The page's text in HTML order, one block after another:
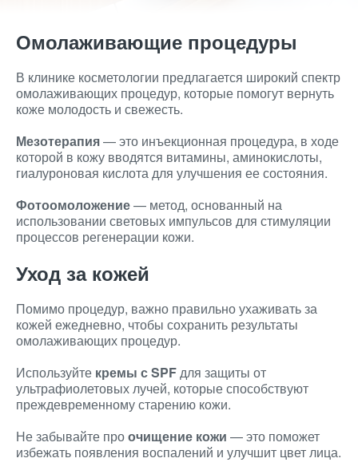
Омолаживающие процедуры
В клинике косметологии предлагается широкий спектр
омолаживающих процедур, которые помогут вернуть
коже молодость и свежесть.
Мезотерапия— это инъекционная процедура, в ходе
которой в кожу вводятся витамины, аминокислоты,
гиалуроновая кислота для улучшения ее состояния.
Фотоомоложение— метод, основанный на
использовании световых импульсов для стимуляции
процессов регенерации кожи.
Уход за кожей
Помимо процедур, важно правильно ухаживать за
кожей ежедневно, чтобы сохранить результаты
омолаживающих процедур.
Используйте кремы с SPFдля защиты от
ультрафиолетовых лучей, которые способствуют
преждевременному старению кожи.
Не забывайте проочищение кожи — это поможет
избежать появления воспалений и улучшит цвет лица.